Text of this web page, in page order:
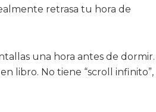
retrasa tu hora de
una hora antes de dormir.
libro. No tiene “scroll infinito”,